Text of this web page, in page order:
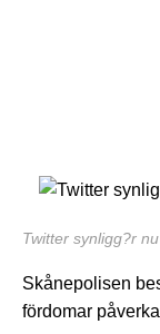
Twitter synligg?r
Skånepolisen
fördomar